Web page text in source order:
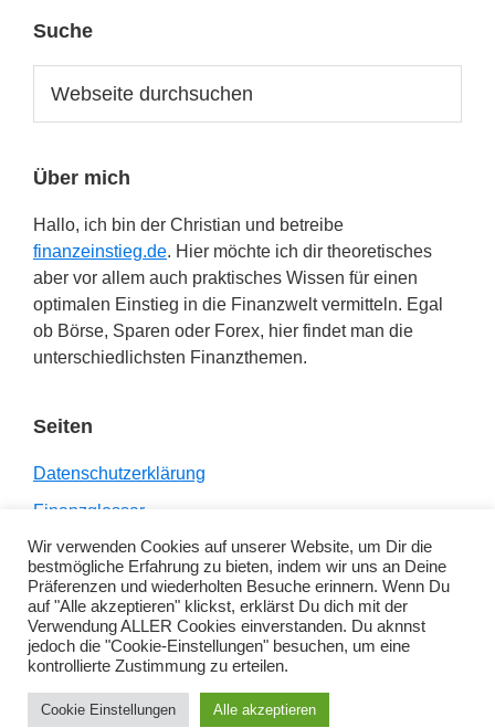
Test
Seitenspalte
Suche
durchsuchen
Über mich
Hallo, ich bin der Christian und betreibe
finanzeinstieg.de. Hier möchte ich dir theoretisches
aber vor allem auch praktisches Wissen für einen
optimalen Einstieg in die Finanzwelt vermitteln. Egal
ob Börse, Sparen oder Forex, hier findet man die
unterschiedlichsten Finanzthemen.
Seiten
Datenschutzerklärung
Finanzglossar
Impressum
Links
Copyright © 2026 ·Genesis Sample
Framework
WordPress·Anmelden
Wir verwenden Cookies auf unserer Website, um Dir die
bestmögliche Erfahrung zu bieten, indem wir uns an Deine
Präferenzen und wiederholten Besuche erinnern. Wenn Du
auf "Alle akzeptieren" klickst, erklärst Du dich mit der
Verwendung ALLER Cookies einverstanden. Du aknnst
jedoch die "Cookie-Einstellungen" besuchen, um eine
kontrollierte Zustimmung zu erteilen.
Cookie Einstellungen Alle akzeptieren